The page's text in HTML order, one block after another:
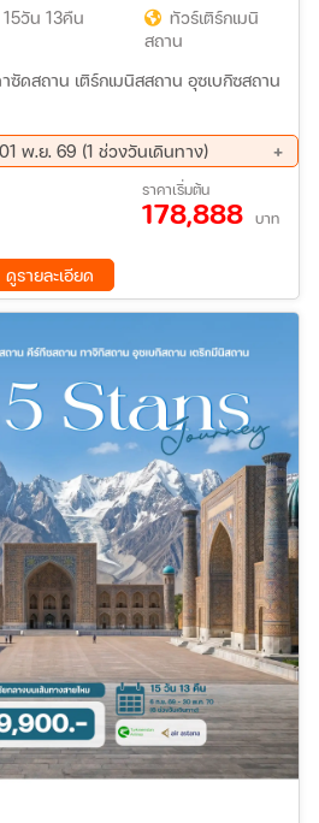
ระหว่าง
15วัน 13คืน
ทัวร์เติร์กเมนิ
สถาน
ซัดสถาน เติร์กเมนิสสถาน อุซเบกิซสถาน
พ.ย. 69 (1 ช่วงวันเดินทาง)
ราคาเริ่มต้น
178,888 บาท
ดูรายละเอียด